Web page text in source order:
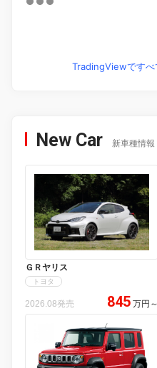
TradingViewですべ
New Car 新車種情報
ＧＲヤリス
トヨタ
2026.08発売 845 万円 ～